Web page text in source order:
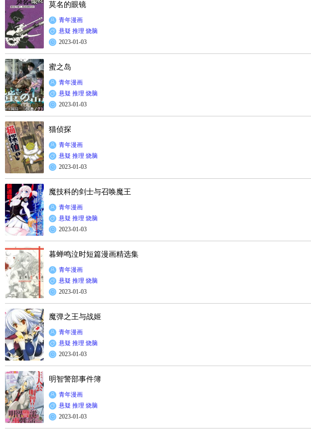
莫名的眼镜
青年漫画
悬疑 推理 烧脑
2023-01-03
蜜之岛
青年漫画
悬疑 推理 烧脑
2023-01-03
猫侦探
青年漫画
悬疑 推理 烧脑
2023-01-03
魔技科的剑士与召唤魔王
青年漫画
悬疑 推理 烧脑
2023-01-03
暮蝉鸣泣时短篇漫画精选集
青年漫画
悬疑 推理 烧脑
2023-01-03
魔弹之王与战姬
青年漫画
悬疑 推理 烧脑
2023-01-03
明智警部事件簿
青年漫画
悬疑 推理 烧脑
2023-01-03